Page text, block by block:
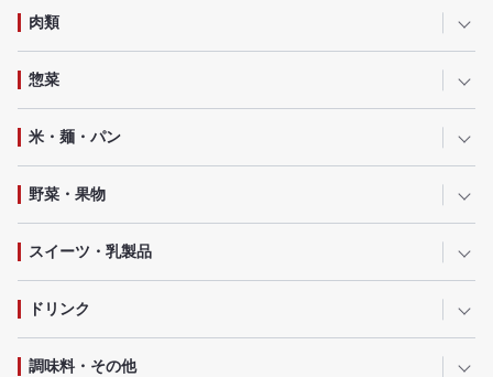
肉類
惣菜
米・麺・パン
野菜・果物
スイーツ・乳製品
ドリンク
調味料・その他